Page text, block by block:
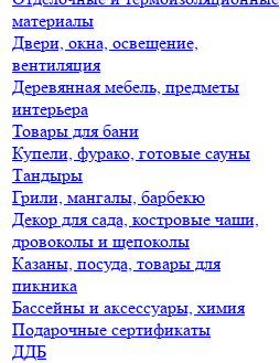
материалы
Двери, окна, освещение,
вентиляция
Деревянная мебель, предметы
интерьера
Товары для бани
Купели, фурако, готовые сауны
Тандыры
Грили, мангалы, барбекю
Декор для сада, костровые чаши,
дровоколы и щепоколы
Казаны, посуда, товары для
пикника
Бассейны и аксессуары, химия
Подарочные сертификаты
ДДБ